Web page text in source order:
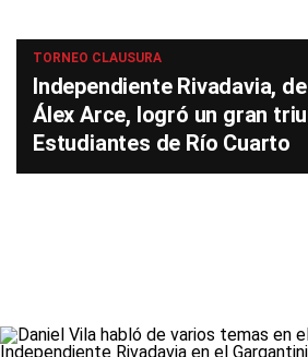
TORNEO CLAUSURA
Independiente Rivadavia,
Álex Arce, logró un gran
Estudiantes de Río Cuarto